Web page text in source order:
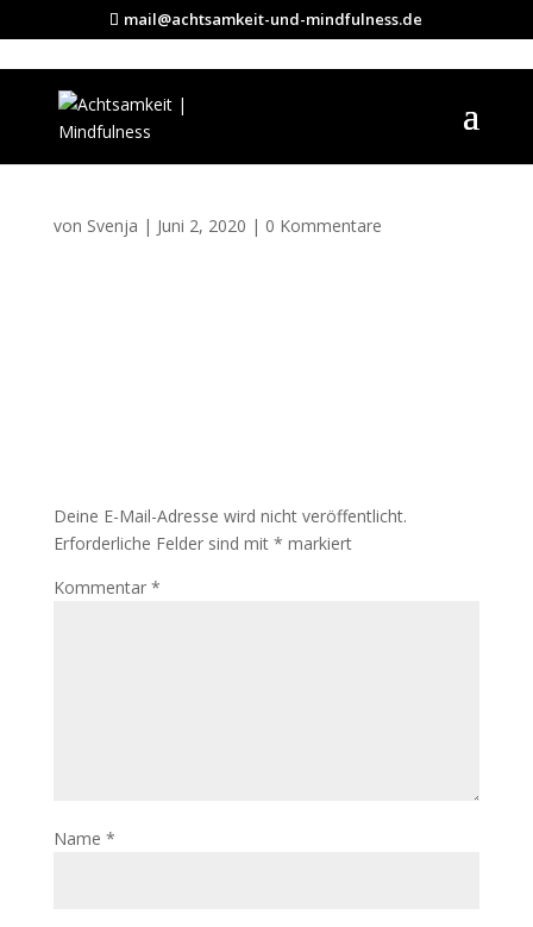
mail@achtsamkeit-und-mindfulness.de
portrait-01
von Svenja | Juni 2, 2020 | 0 Kommentare
Deine E-Mail-Adresse wird nicht veröffentlicht.
Erforderliche Felder sind mit * markiert
Kommentar *
Name *